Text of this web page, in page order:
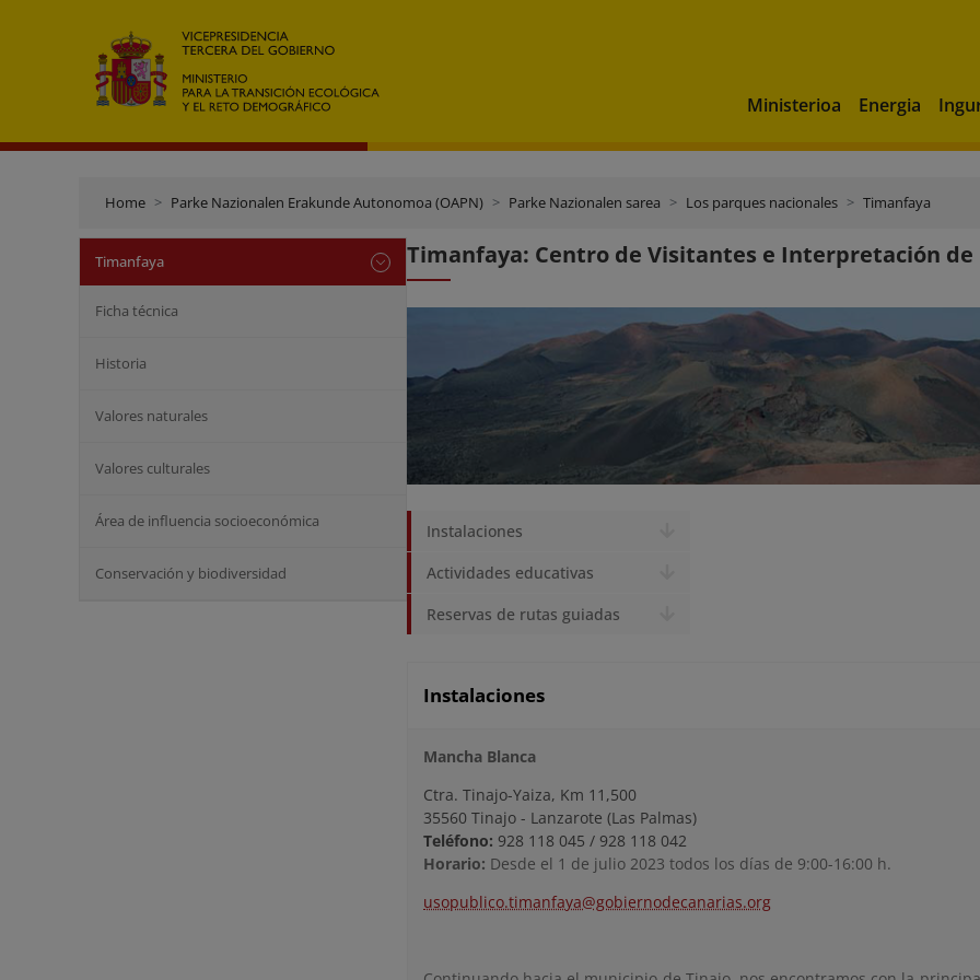
Ministerioa Energia
Home Parke Nazionalen Erakunde Autonomoa (OAPN) Parke Nazionalen sarea Los parques nacionales Timanfaya
Timanfaya
Ficha técnica
Historia
Valores naturales
Valores culturales
Área de influencia socioeconómica
Conservación y biodiversidad
Timanfaya: Centro de Visitantes e Interpretación de
Instalaciones
Actividades educativas
Reservas de rutas guiadas
Instalaciones
Mancha Blanca
Ctra. Tinajo-Yaiza, Km 11,500
35560 Tinajo - Lanzarote (Las Palmas)
Teléfono: 928 118 045 / 928 118 042
Horario: Desde el 1 de julio 2023 todos los días de 9:00-16:00 h.
usopublico.timanfaya@gobiernodecanarias.org